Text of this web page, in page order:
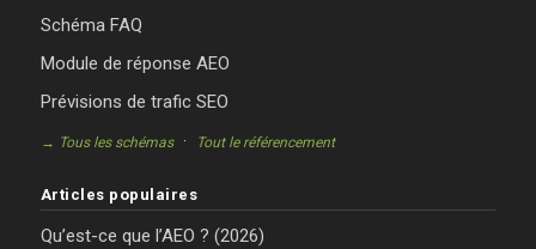
Schéma FAQ
Module de réponse AEO
Prévisions de trafic SEO
→ Tous les schémas· Tout le référencement
Articles populaires
Qu’est-ce que l’AEO ? (2026)